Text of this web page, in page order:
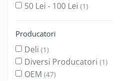
Articole pentru creatori de
Hub-uri si adaptoare Editare &
Microfoane Video & Vlogging
Selfie Stickuri pentru Vlogging &
Continut Video
50 Lei - 100 Lei (1)
Producatori
Deli (1)
Diversi Producatori (1)
OEM (47)